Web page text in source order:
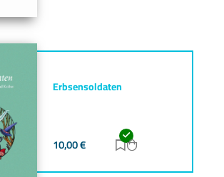
Erbsensoldaten
10,00€ Zur Merkliste